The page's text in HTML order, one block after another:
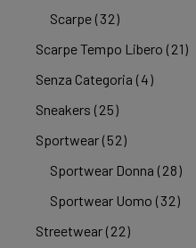
Scarpe (32)
Scarpe Tempo Libero (21)
Senza Categoria (4)
Sneakers (25)
Sportwear (52)
Sportwear Donna (28)
Sportwear Uomo (32)
Streetwear (22)